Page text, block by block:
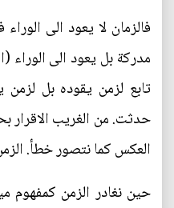
فالزمان لا يعود الى
مدركة بل يعود الى
تابع لزمن يقوده بل
حدثت. من الغريب الاقرار
العكس كما نتصور خطأ.
حين نغادر الزمن كمفهوم